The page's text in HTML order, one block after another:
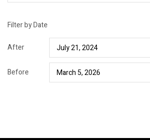
Filter by Date
After
Before